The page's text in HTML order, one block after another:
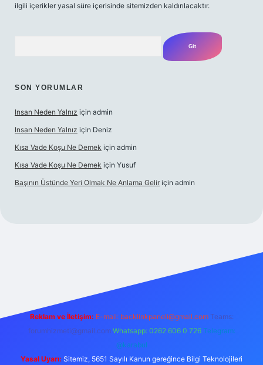
ilgili içerikler yasal süre içerisinde sitemizden kaldırılacaktır.
SON YORUMLAR
Insan Neden Yalnız için admin
Insan Neden Yalnız için Deniz
Kısa Vade Koşu Ne Demek için admin
Kısa Vade Koşu Ne Demek için Yusuf
Başının Üstünde Yeri Olmak Ne Anlama Gelir için admin
Reklam ve İletişim: E-mail: backlinkpaneli@gmail.com Teams:
forumhizmeti@gmail.com Whatsapp: 0262 606 0 726 Telegram:
@karabul
Yasal Uyarı: Sitemiz, 5651 Sayılı Kanun gereğince Bilgi Teknolojileri